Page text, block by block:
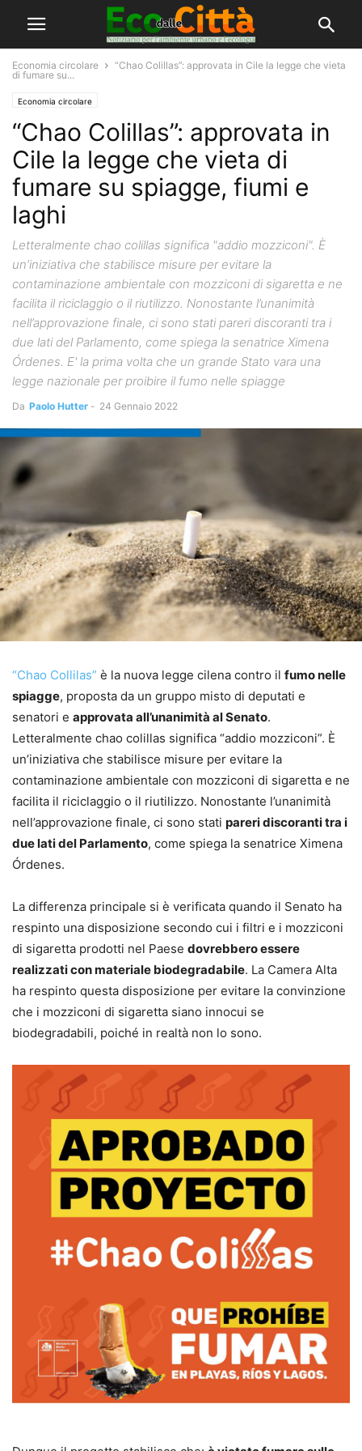
Economia circolare
“Chao Colillas”: approvata in Cile la legge che vieta
di fumare su...
Economia circolare
“Chao Colillas”: approvata in
Cile la legge che vieta di
fumare su spiagge, fiumi e
laghi
Letteralmente chao colillas significa "addio mozziconi". È
un’iniziativa che stabilisce misure per evitare la
contaminazione ambientale con mozziconi di sigaretta e ne
facilita il riciclaggio o il riutilizzo. Nonostante l’unanimità
nell’approvazione finale, ci sono stati pareri discoranti tra i
due lati del Parlamento, come spiega la senatrice Ximena
Órdenes. E' la prima volta che un grande Stato vara una
legge nazionale per proibire il fumo nelle spiagge
Da Paolo Hutter - 24 Gennaio 2022
“Chao Collilas” è la nuova legge cilena contro il fumo nelle
spiagge, proposta da un gruppo misto di deputati e
senatori e approvata all’unanimità al Senato.
Letteralmente chao colillas significa “addio mozziconi”. È
un’iniziativa che stabilisce misure per evitare la
contaminazione ambientale con mozziconi di sigaretta e ne
facilita il riciclaggio o il riutilizzo. Nonostante l’unanimità
nell’approvazione finale, ci sono stati pareri discoranti tra i
due lati del Parlamento, come spiega la senatrice Ximena
Órdenes.
La differenza principale si è verificata quando il Senato ha
respinto una disposizione secondo cui i filtri e i mozziconi
di sigaretta prodotti nel Paese dovrebbero essere
realizzati con materiale biodegradabile. La Camera Alta
ha respinto questa disposizione per evitare la convinzione
che i mozziconi di sigaretta siano innocui se
biodegradabili, poiché in realtà non lo sono.